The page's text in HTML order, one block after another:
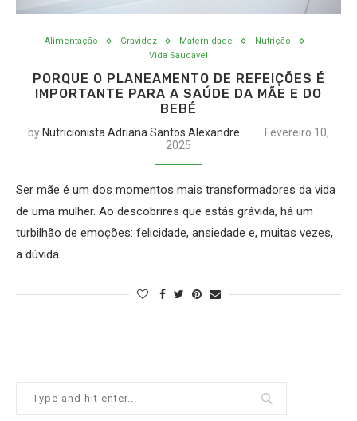
Alimentação Gravidez Maternidade
Nutrição
Vida Saudável
PORQUE O PLANEAMENTO DE REFEIÇÕES É
IMPORTANTE PARA A SAÚDE DA MÃE E DO
BEBÉ
by Nutricionista Adriana Santos Alexandre
Fevereiro 10,
2025
Ser mãe é um dos momentos mais transformadores da vida
de uma mulher. Ao descobrires que estás grávida, há um
turbilhão de emoções: felicidade, ansiedade e, muitas vezes,
a dúvida…